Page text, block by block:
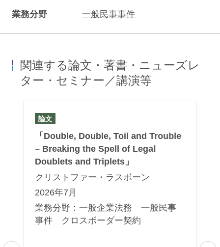
業務分野 一般民事事件
関連する論文・著書・ニューズレ
ター・セミナー／講演等
論文
「Double, Double, Toil and Trouble
– Breaking the Spell of Legal
Doublets and Triplets」
クリストファー・ラスボーン
2026年7月
業務分野：一般企業法務 一般民事
事件 クロスボーダー契約